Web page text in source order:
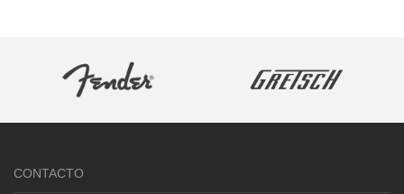
CONTACTO